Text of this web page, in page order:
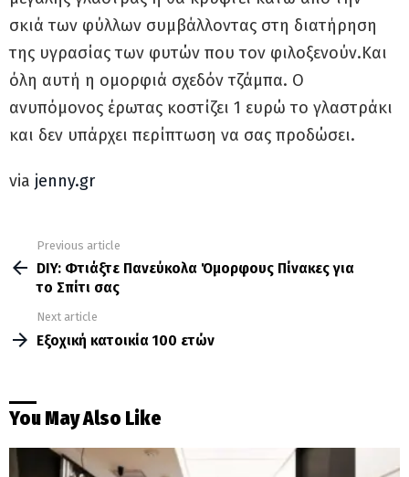
σκιά των φύλλων συμβάλλοντας στη διατήρηση
της υγρασίας των φυτών που τον φιλοξενούν.Και
όλη αυτή η ομορφιά σχεδόν τζάμπα. Ο
ανυπόμονος έρωτας κοστίζει 1 ευρώ το γλαστράκι
και δεν υπάρχει περίπτωση να σας προδώσει.
via jenny.gr
more
Previous article
DIY: Φτιάξτε Πανεύκολα Όμορφους Πίνακες για
το Σπίτι σας
Next article
Εξοχική κατοικία 100 ετών
You May Also Like